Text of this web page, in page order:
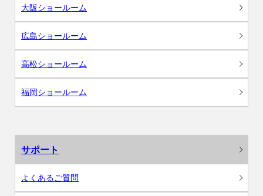
大阪ショールーム
広島ショールーム
高松ショールーム
福岡ショールーム
サポート
よくあるご質問